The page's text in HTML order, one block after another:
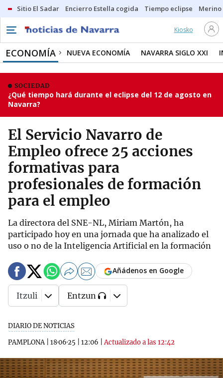
Sitio El Sadar Encierro Estella cogida Tiempo eclipse
Kiosko
ECONOMÍA NUEVA ECONOMÍA NAVARRA SIGLO XXI
SOCIEDAD
¿Qué tiempo hará durante el eclipse del 12 de agosto en
Navarra?
El Servicio Navarro de
Empleo ofrece 25 acciones
formativas para
profesionales de formación
para el empleo
La directora del SNE-NL, Miriam Martón, ha
participado hoy en una jornada que ha analizado el
uso o no de la Inteligencia Artificial en la formación
DIARIO DE NOTICIAS
PAMPLONA| 18·06·25 12:06 |Actualizado a las 12:42
Añádenos en Google
Itzuli Entzun